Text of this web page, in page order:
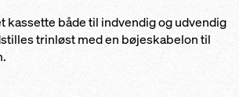
både til indvendig og udvendig
trinløst med en bøjeskabelon til